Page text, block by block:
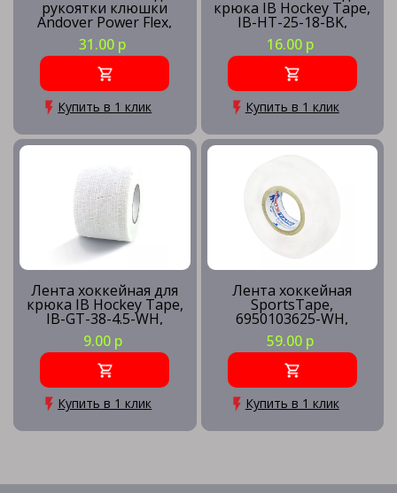
рукоятки клюшки
Andover Power Flex,
3815BK, 38ммх4.6м,
черный
31.00 р
Купить в 1 клик
крюка IB Hockey Tape,
IB-HT-25-18-BK,
25ммх18м, черный
16.00 р
Купить в 1 клик
Лента хоккейная для
крюка IB Hockey Tape,
IB-GT-38-4.5-WH,
38ммх4.5м, белый
9.00 р
Купить в 1 клик
Лента хоккейная
SportsTape,
6950103625-WH,
36ммх25м, белый
59.00 р
Купить в 1 клик